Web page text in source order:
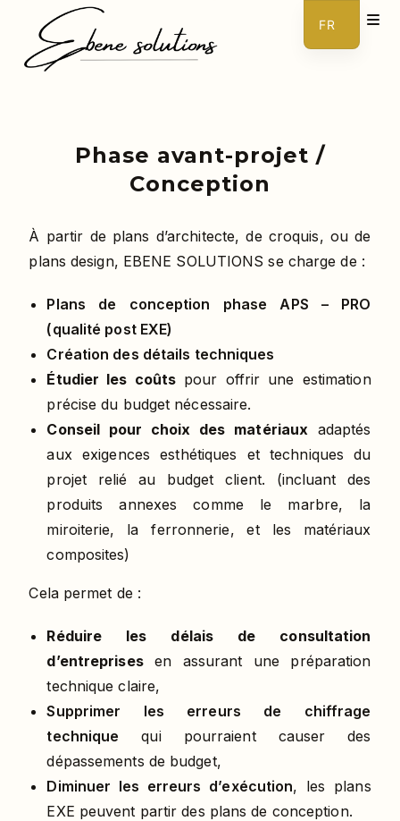
Phase avant-projet /
Conception
À partir de plans d’architecte, de croquis, ou de
plans design, EBENE SOLUTIONS se charge de :
Plans de conception phase APS – PRO
(qualité post EXE)
Création des détails techniques
Étudier les coûts pour offrir une estimation
précise du budget nécessaire.
Conseil pour choix des matériaux adaptés
aux exigences esthétiques et techniques du
projet relié au budget client. (incluant des
produits annexes comme le marbre, la
miroiterie, la ferronnerie, et les matériaux
composites)
Cela permet de :
Réduire les délais de consultation
d’entreprisesen assurant une préparation
technique claire,
Supprimer les erreurs de chiffrage
technique qui pourraient causer des
dépassements de budget,
Diminuer les erreurs d’exécution, les plans
EXE peuvent partir des plans de conception.
FR
EN